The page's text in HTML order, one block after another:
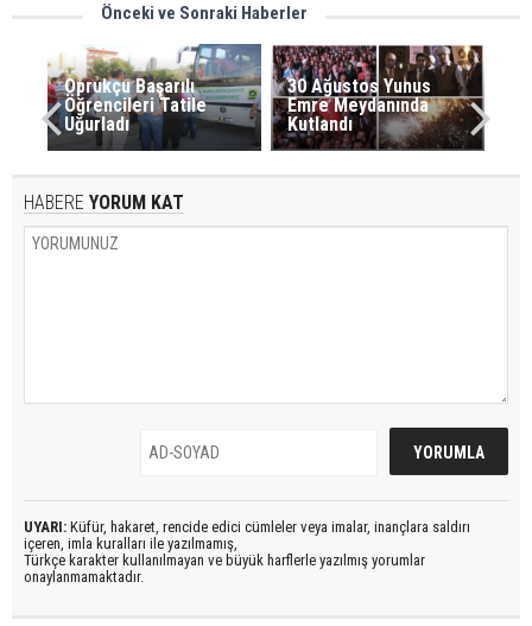
Önceki ve Sonraki Haberler
Oprukçu Başarılı
Öğrencileri Tatile
Uğurladı
30 Ağustos Yunus
Emre Meydanında
Kutlandı
HABERE YORUM KAT
UYARI: Küfür, hakaret, rencide edici cümleler veya imalar, inançlara saldırı
içeren, imla kuralları ile yazılmamış,
Türkçe karakter kullanılmayan ve büyük harflerle yazılmış yorumlar
onaylanmamaktadır.